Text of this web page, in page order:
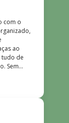
com o
ao
tudo de
Sem